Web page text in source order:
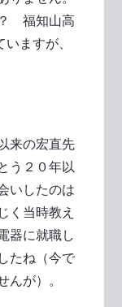
福知山高
ますが、
来の宏直先
う２０年以
いしたのは
く当時教え
器に就職し
たね（今で
が）。